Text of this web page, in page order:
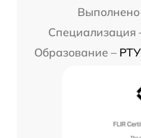
Выполнено
Специализация
Образование –